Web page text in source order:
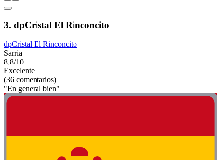
3. dpCristal El Rinconcito
dpCristal El Rinconcito
Sarria
8,8/10
Excelente
(36 comentarios)
"En general bien"